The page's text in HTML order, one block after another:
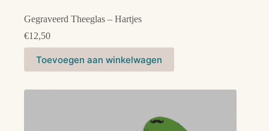
Gegraveerd Theeglas – Hartjes
€12,50
Toevoegen aan winkelwagen
product
heeft